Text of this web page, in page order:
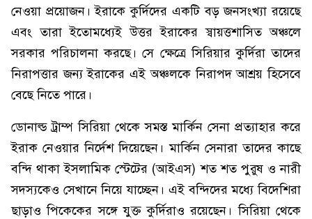
নেওয়া প্রয়োজন। ইরাকে কুর্দিদের একটি বড় জনসংখ্যা রয়েছে
এবং তারা ইতোমধ্যেই উত্তর ইরাকের স্বায়ত্তশাসিত অঞ্চলে
সরকার পরিচালনা করছে। সে ক্ষেত্রে সিরিয়ার কুর্দিরা তাদের
নিরাপত্তার জন্য ইরাকের এই অঞ্চলকে নিরাপদ আশ্রয় হিসেবে
বেছে নিতে পারে।
ডোনাল্ড ট্রাম্প সিরিয়া থেকে সমস্ত মার্কিন সেনা প্রত্যাহার করে
ইরাক নেওয়ার নির্দেশ দিয়েছেন। মার্কিন সেনারা তাদের কাছে
বন্দি থাকা ইসলামিক স্টেটের (আইএস) শত শত পুরুষ ও নারী
সদস্যকেও সেখানে নিয়ে যাচ্ছেন। এই বন্দিদের মধ্যে বিদেশিরা
ছাড়াও পিকেকের সঙ্গে যুক্ত কুর্দিরাও রয়েছেন। সিরিয়া থেকে